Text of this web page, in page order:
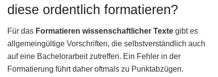
diese ordentlich formatieren?
Für das Formatieren wissenschaftlicher Texte gibt es
allgemeingültige Vorschriften, die selbstverständlich auch
auf eine Bachelorarbeit zutreffen. Ein Fehler in der
Formatierung führt daher oftmals zu Punktabzügen.